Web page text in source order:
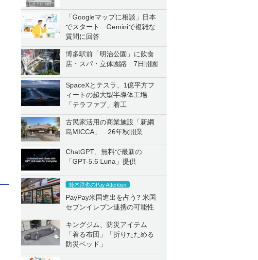
「Googleマップに相談」日本
でスタート Geminiで複雑な
質問に回答
博多駅前「明治公園」に飲食
店・スパ・立体園路 7日開園
SpaceXとテスラ、1億平方フ
ィートの超大型半導体工場
「テラファブ」着工
古民家活用の商業施設「新綱
島MICCA」 26年秋開業
ChatGPT、無料で最新の
「GPT-5.6 Luna」提供
鈴木淳也のPay Attention
PayPay米国進出を占う? 米国
セブンイレブン連携の可能性
キングジム、防災アイテム
「着る布団」「折りたためる
防災ベッド」